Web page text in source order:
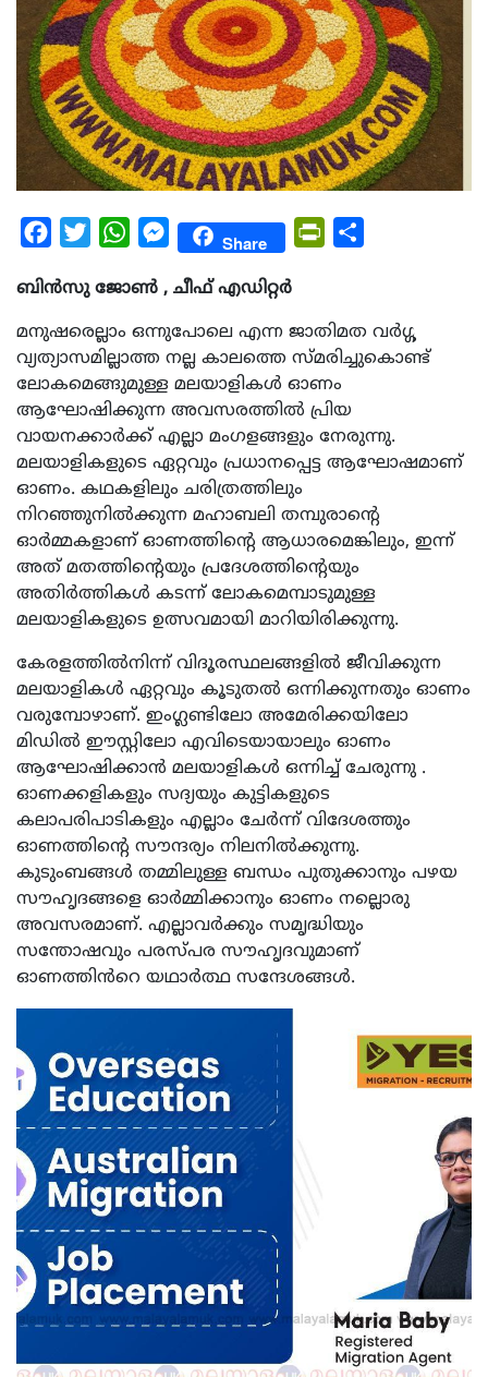
Facebook
Twitter WhatsAppMessengerShare PrintFriendly
ബിൻസു ജോൺ , ചീഫ് എഡിറ്റർ
മനുഷരെല്ലാം ഒന്നുപോലെ എന്ന ജാതിമത വർഗ്ഗ
വ്യത്യാസമില്ലാത്ത നല്ല കാലത്തെ സ്മരിച്ചുകൊണ്ട്
ലോകമെങ്ങുമുള്ള മലയാളികൾ ഓണം
ആഘോഷിക്കുന്ന അവസരത്തിൽ പ്രിയ
വായനക്കാർക്ക് എല്ലാ മംഗളങ്ങളും നേരുന്നു.
മലയാളികളുടെ ഏറ്റവും പ്രധാനപ്പെട്ട ആഘോഷമാണ്
ഓണം. കഥകളിലും ചരിത്രത്തിലും
നിറഞ്ഞുനിൽക്കുന്ന മഹാബലി തമ്പുരാന്റെ
ഓർമ്മകളാണ് ഓണത്തിന്റെ ആധാരമെങ്കിലും, ഇന്ന്
അത് മതത്തിന്റെയും പ്രദേശത്തിന്റെയും
അതിർത്തികൾ കടന്ന് ലോകമെമ്പാടുമുള്ള
മലയാളികളുടെ ഉത്സവമായി മാറിയിരിക്കുന്നു.
കേരളത്തിൽനിന്ന് വിദൂരസ്ഥലങ്ങളിൽ ജീവിക്കുന്ന
മലയാളികൾ ഏറ്റവും കൂടുതൽ ഒന്നിക്കുന്നതും ഓണം
വരുമ്പോഴാണ്. ഇംഗ്ലണ്ടിലോ അമേരിക്കയിലോ
മിഡിൽ ഈസ്റ്റിലോ എവിടെയായാലും ഓണം
ആഘോഷിക്കാൻ മലയാളികൾ ഒന്നിച്ച് ചേരുന്നു .
ഓണക്കളികളും സദ്യയും കുട്ടികളുടെ
കലാപരിപാടികളും എല്ലാം ചേർന്ന് വിദേശത്തും
ഓണത്തിന്റെ സൗന്ദര്യം നിലനിൽക്കുന്നു.
കുടുംബങ്ങൾ തമ്മിലുള്ള ബന്ധം പുതുക്കാനും പഴയ
സൗഹൃദങ്ങളെ ഓർമ്മിക്കാനും ഓണം നല്ലൊരു
അവസരമാണ്. എല്ലാവർക്കും സമൃദ്ധിയും
സന്തോഷവും പരസ്പര സൗഹൃദവുമാണ്
ഓണത്തിൻറെ യഥാർത്ഥ സന്ദേശങ്ങൾ.